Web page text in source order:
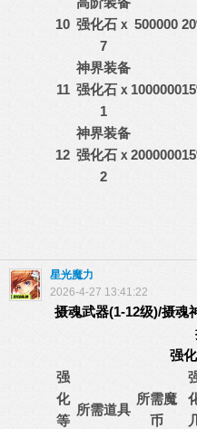
10 强化石ｘ
7
500000
11
神界装备
强化石ｘ
1
1000000
12
神界装备
强化石ｘ
2
2000000
星光魔力
2026-4-27 13:41:22
摄魂武器(1-12级)/摄魂
强
强
化
等
所需道具
所需魔
币